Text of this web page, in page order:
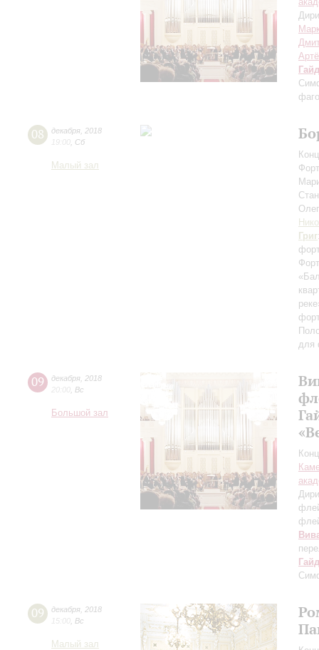
08 декабря 2018
19:00 Сб
Малый зал
Григ
для
09 декабря 2018
20:00 Вс
Большой зал
09 декабря 2018
15:00 Вс
Малый зал